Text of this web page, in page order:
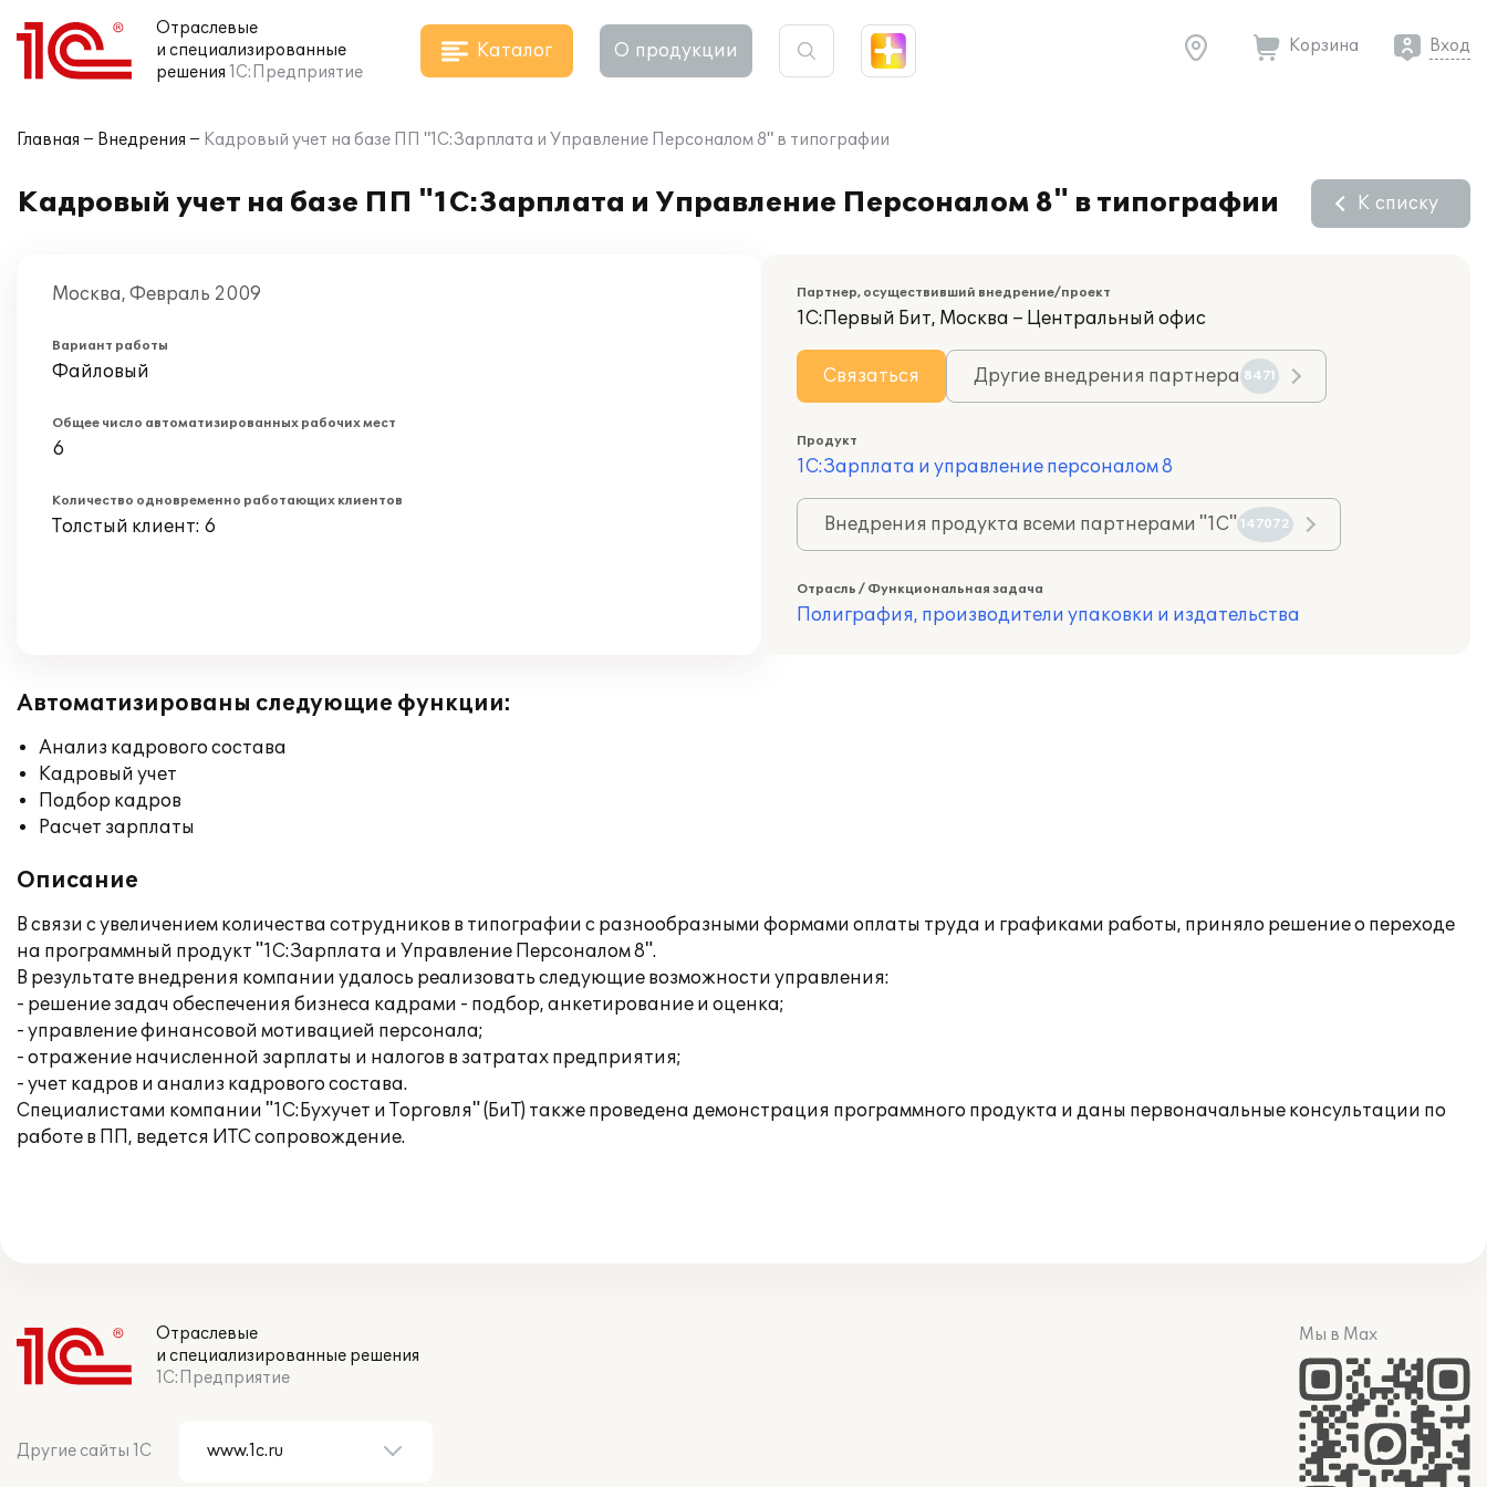
Отраслевые
и специализированные
решения 1С:Предприятие
Каталог О продукции Корзина Вход
Главная Внедрения Кадровый учет на базе ПП "1С:Зарплата и Управление Персоналом 8" в типографии
Кадровый учет на базе ПП "1С:Зарплата и Управление Персоналом 8" в типографии К списку
Москва, Февраль 2009
Вариант работы
Файловый
Общее число автоматизированных рабочих мест
6
Количество одновременно работающих клиентов
Толстый клиент: 6
Партнер, осуществивший внедрение/проект
1С:Первый Бит, Москва – Центральный офис
Связаться Другие внедрения партнера 8471
Продукт
1С:Зарплата и управление персоналом 8
Внедрения продукта всеми партнерами "1С" 147072
Отрасль / Функциональная задача
Полиграфия, производители упаковки и издательства
Автоматизированы следующие функции:
Анализ кадрового состава
Кадровый учет
Подбор кадров
Расчет зарплаты
Описание
В связи с увеличением количества сотрудников в типографии с разнообразными формами оплаты труда и графиками работы, приняло решение о переходе
на программный продукт "1С:Зарплата и Управление Персоналом 8".
В результате внедрения компании удалось реализовать следующие возможности управления:
- решение задач обеспечения бизнеса кадрами - подбор, анкетирование и оценка;
- управление финансовой мотивацией персонала;
- отражение начисленной зарплаты и налогов в затратах предприятия;
- учет кадров и анализ кадрового состава.
Специалистами компании "1С:Бухучет и Торговля" (БиТ) также проведена демонстрация программного продукта и даны первоначальные консультации по
работе в ПП, ведется ИТС сопровождение.
Отраслевые
и специализированные решения
1С:Предприятие
Другие сайты 1С
Мы в Max